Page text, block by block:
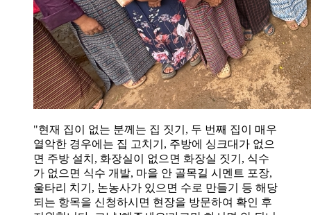
"현재 집이 없는 분께는 집 짓기, 두 번째 집이 매우
열악한 경우에는 집 고치기, 주방에 싱크대가 없으
면 주방 설치, 화장실이 없으면 화장실 짓기, 식수
가 없으면 식수 개발, 마을 안 골목길 시멘트 포장,
울타리 치기, 논농사가 있으면 수로 만들기 등 해당
되는 항목을 신청하시면 현장을 방문하여 확인 후